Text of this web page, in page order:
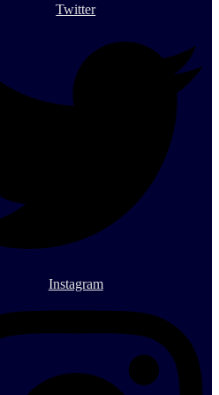
Twitter
Instagram